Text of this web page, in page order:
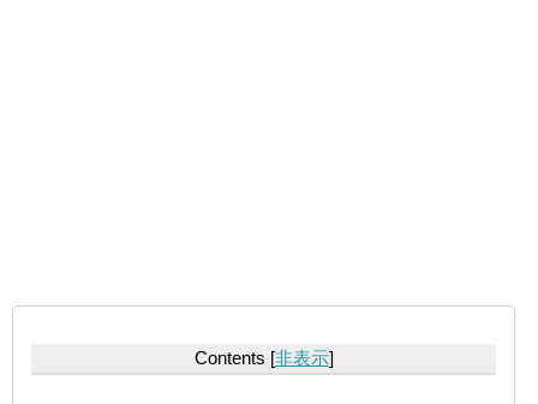
Contents [非表示]